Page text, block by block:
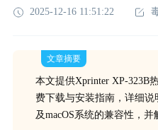
2025-12-16 11:51:22
文章摘要
本文提供Xprinter XP-323B
费下载与安装指南，详细说
及macOS系统的兼容性，并